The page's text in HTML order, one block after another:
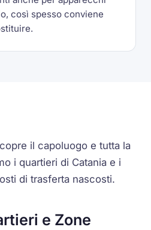
così spesso conviene
il capoluogo e tutta la
i quartieri di Catania e i
di trasferta nascosti.
e Zone